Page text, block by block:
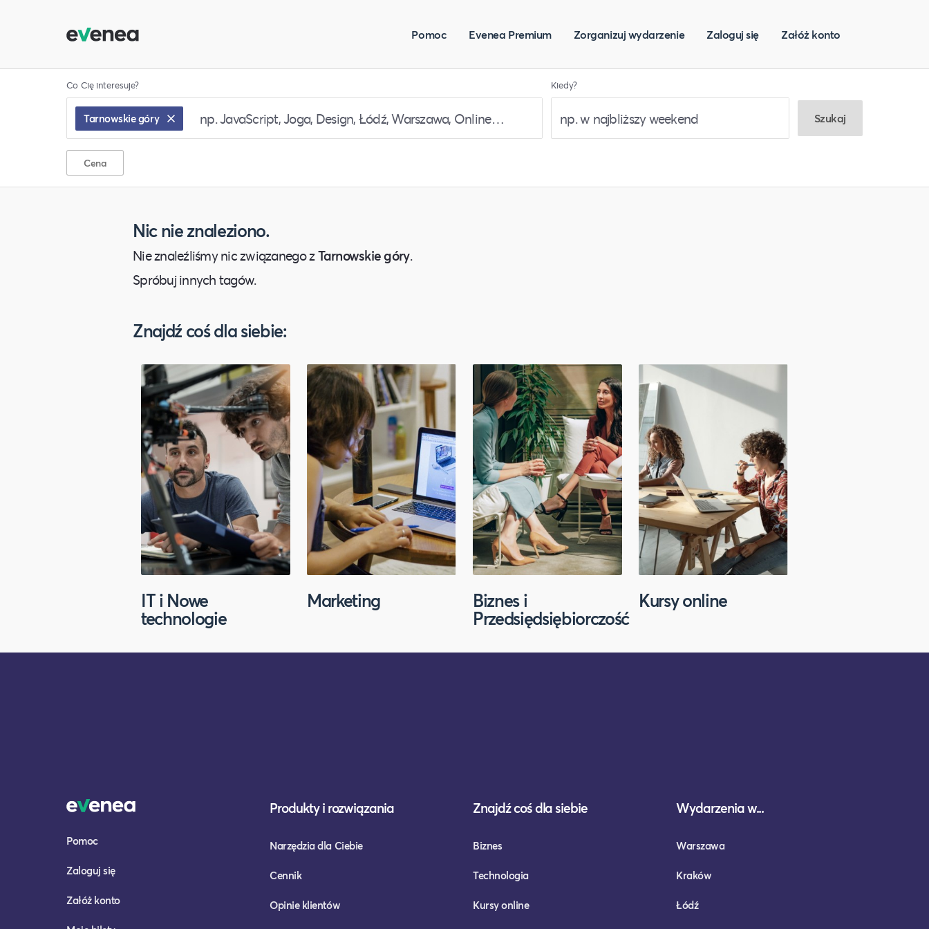
Pomoc Evenea Premium Zorganizuj wydarzenie Zaloguj się Załóż konto
Co Cię interesuje?
Tarnowskie góry
Kiedy?
Szukaj
Cena
Nic nie znaleziono.
Nie znaleźliśmy nic związanego zTarnowskie góry.
Spróbuj innych tagów.
Znajdź coś dla siebie:
IT i Nowe
technologie
Marketing Biznes i
Przedsiędsiębiorczość
Kursy online
Pomoc
Zaloguj się
Załóż konto
Produkty i rozwiązania
Narzędzia dla Ciebie
Cennik
Opinie klientów
Znajdź coś dla siebie
Biznes
Technologia
Kursy online
Wydarzenia w...
Warszawa
Kraków
Łódź